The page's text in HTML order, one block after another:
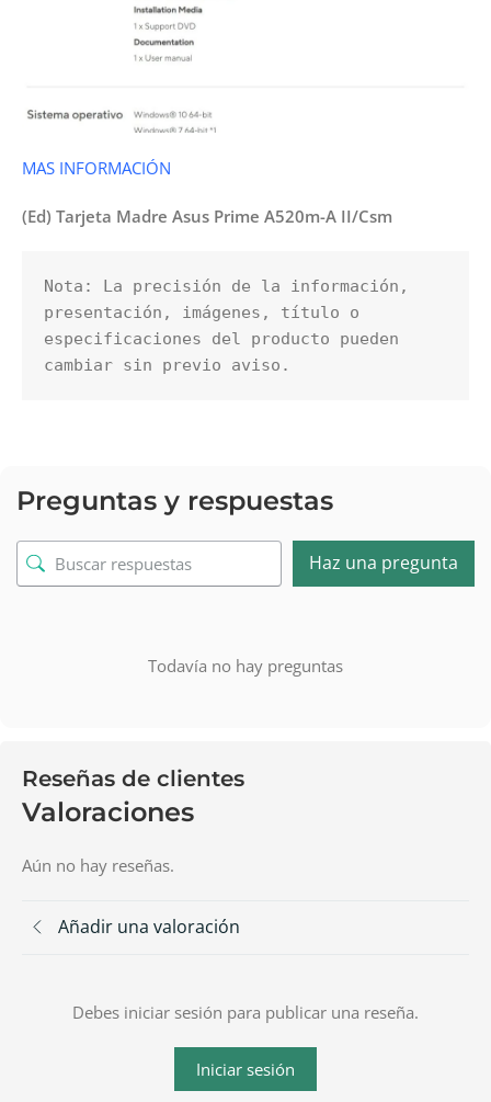
MAS INFORMACIÓN
(Ed) Tarjeta Madre Asus Prime A520m-A II/Csm
Nota: La precisión de la información,
presentación, imágenes, título o
especificaciones del producto pueden
cambiar sin previo aviso.
Preguntas y respuestas
Haz una pregunta
Todavía no hay preguntas
Reseñas de clientes
Valoraciones
Aún no hay reseñas.
Añadir una valoración
Debes iniciar sesión para publicar una reseña.
Iniciar sesión